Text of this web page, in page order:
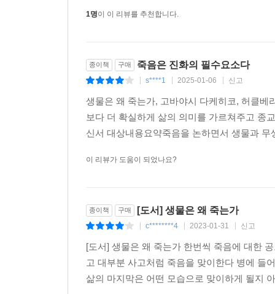
“생물은 이기적으로 태어나서 공공적으로 죽는다”
가진 생명들이 탄생하기 때문이다. 따라서 죽음
‘결과’이고 ‘끝’이지만, 기나긴 생명의 역사에서
죽음이 거듭되는 무대인 지구를 인간 스스로
역설하고 있다. 이 책이 내린 “우리는 우리보다
매우 획기적인 생각이다. 이 생각 때문에 이 세상
1명이 이 리뷰를 추천합니다.
종이책 구매 죽음은 진화의 필수요소다
s****1 2025-01-06 신고
생물은 왜 죽는가, 고바야시 다케히코, 허클베
보다 더 확실하게 삶의 의미를 가르쳐주고 종
신서 대상내용요약죽음을 논하면서 생물과
이 리뷰가 도움이 되었나요?
종이책 구매 [도서] 생물은 왜 죽는가
c********4 2023-01-31 신고
[도서] 생물은 왜 죽는가 한번씩 죽음에 대한
고 대부분 사고처럼 죽음을 맞이한다 병에 들
삶의 마지막은 어떤 모습으로 맞이하게 될지